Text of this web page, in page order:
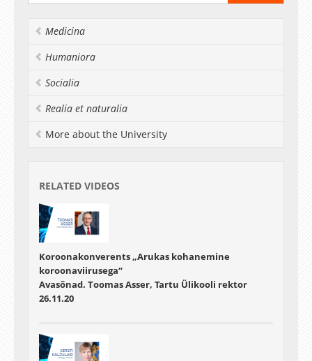
Medicina
Humaniora
Socialia
Realia et naturalia
More about the University
RELATED VIDEOS
Koroonakonverents „Arukas kohanemine
koroonaviirusega“
Avasõnad. Toomas Asser, Tartu Ülikooli rektor
26.11.20